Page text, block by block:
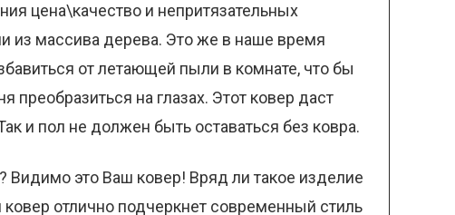
цена\качество и непритязательных
из массива дерева. Это же в наше время
от летающей пыли в комнате, что бы
на глазах. Этот ковер даст
и пол не должен быть оставаться без ковра.
Видимо это Ваш ковер! Вряд ли такое изделие
отлично подчеркнет современный стиль